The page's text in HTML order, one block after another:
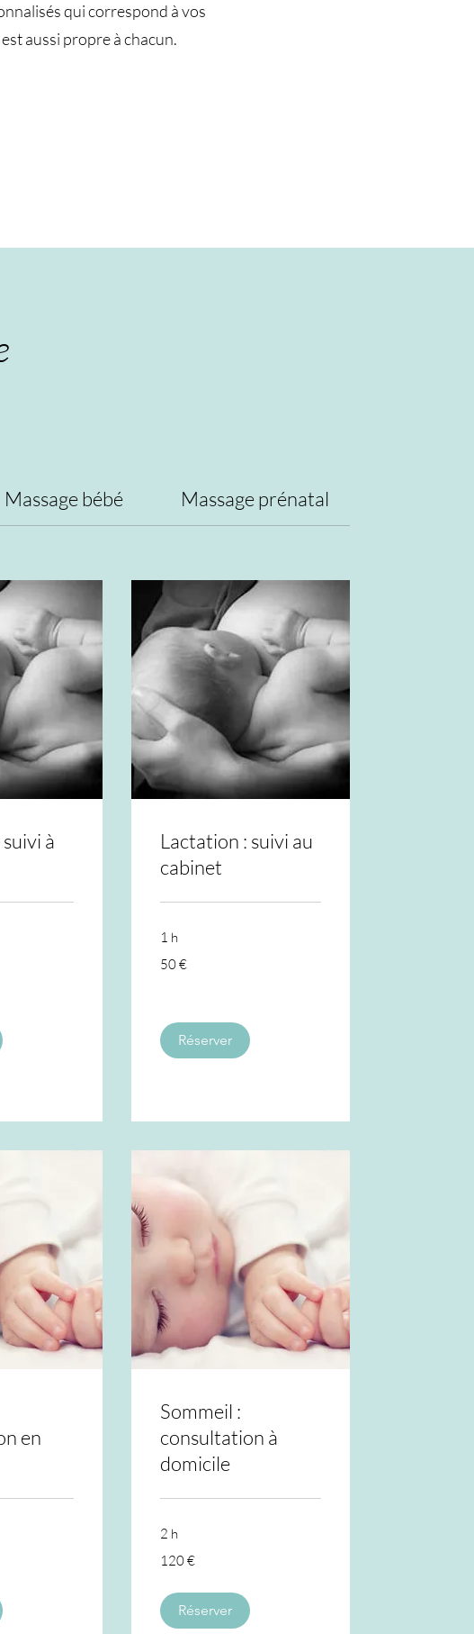
qui correspond à vos
aussi propre à chacun.​
Massage bébé Massage prénatal
à
Lactation : suivi au
cabinet
1 h
euros
50 €
Réserver
en
Sommeil :
consultation à
domicile
2 h
euros
120 €
Réserver